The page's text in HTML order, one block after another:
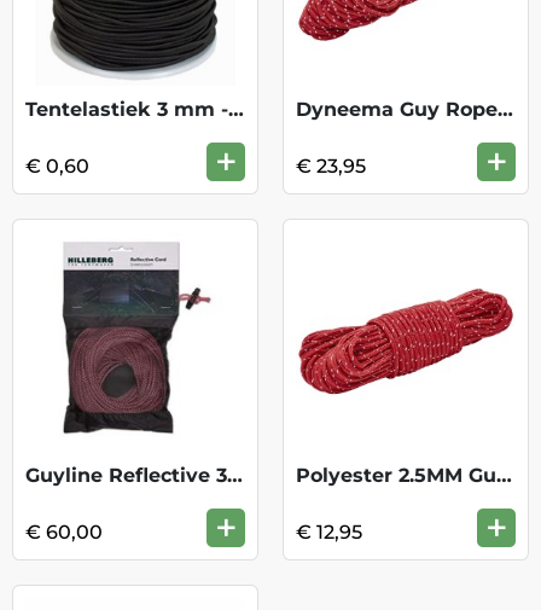
Tentelastiek 3 mm - Zwart
€ 0,60 +
Dyneema Guy Rope 2.0mm - 15m
€ 23,95 +
Guyline Reflective 3mm - RedVit 25m
€ 60,00 +
Polyester 2.5MM Guy Line 15M
€ 12,95 +